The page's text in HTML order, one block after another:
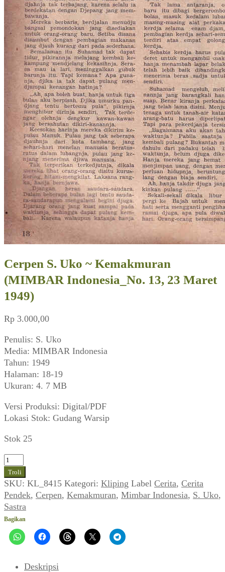
Cerpen S. Uko ~ Kemakmuran
(MIMBAR Indonesia_No. 13, 23 Maret
1949)
Rp 3.000,00
Penulis: S. Uko
Media: MIMBAR Indonesia
Tahun: 1949
Halaman: 18-19
Ukuran: 4. 7 MB
Versi Produksi: Digital/PDF
Lokasi Stok: Gudang Warsip
Stok 25
Kuantitas
Cerpen
S.
Uko
~
Kemakmuran
(MIMBAR
Indonesia_No.
Troli
SKU: KL_8415 Kategori: Kliping Label Cerita, Cerita
Pendek, Cerpen, Kemakmuran, Mimbar Indonesia, S. Uko,
Sastra
Bagikan
Deskripsi